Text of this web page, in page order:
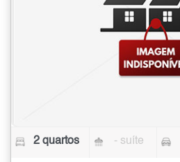
2 quartos - suíte